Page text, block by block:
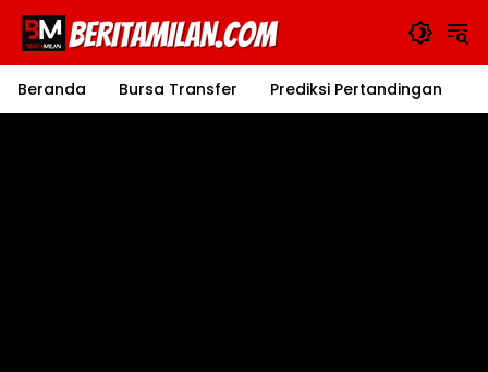
Langsung
konten
Beranda
Bursa Transfer Prediksi Pertandingan